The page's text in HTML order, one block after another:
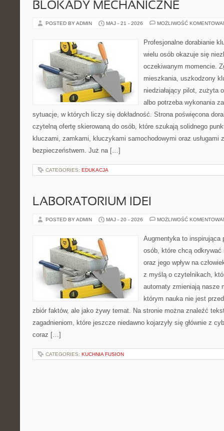
BLOKADY MECHANICZNE
POSTED BY ADMIN MAJ - 21 - 2026 MOŻLIWOŚĆ
Profesjonalne dorabianie
wielu osób okazuje się
oczekiwanym momencie.
mieszkania, uszkodzony
niedziałający pilot, zużyta
albo potrzeba wykonania
sytuacje, w których liczy się dokładność. Strona poświęcona
czytelną ofertę skierowaną do osób, które szukają solidnego
kluczami, zamkami, kluczykami samochodowymi oraz usługami
bezpieczeństwem. Już na […]
CATEGORIES: EDUKACJA
LABORATORIUM IDEI
POSTED BY ADMIN MAJ - 20 - 2026 MOŻLIWOŚĆ
Augmentyka to inspirująca
osób, które chcą odkrywać
oraz jego wpływ na
z myślą o czytelnikach,
automaty zmieniają nasze
którym nauka nie jest
zbiór faktów, ale jako żywy temat. Na stronie można znaleźć
zagadnieniom, które jeszcze niedawno kojarzyły się głównie z
coraz […]
CATEGORIES: KUCHNIA FUSION